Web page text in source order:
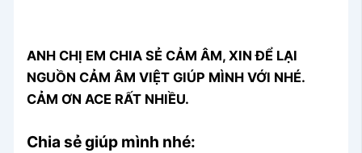
ANH CHỊ EM CHIA SẺ CẢM ÂM, XIN ĐỂ LẠI
NGUỒN CẢM ÂM VIỆT GIÚP MÌNH VỚI NHÉ.
CẢM ƠN ACE RẤT NHIỀU.
Chia sẻ giúp mình nhé: